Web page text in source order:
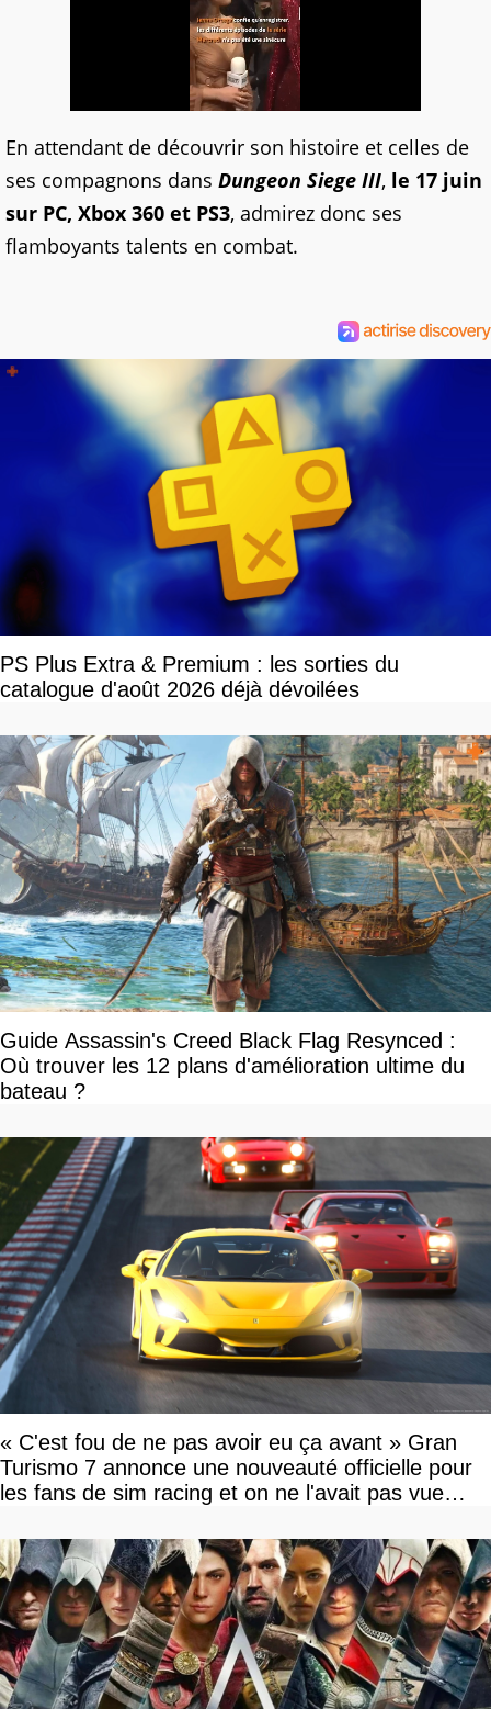
En attendant de découvrir son histoire et celles de
ses compagnons dans Dungeon Siege III, le 17 juin
sur PC, Xbox 360 et PS3, admirez donc ses
flamboyants talents en combat.
PS Plus Extra & Premium : les sorties du
catalogue d'août 2026 déjà dévoilées
Guide Assassin's Creed Black Flag Resynced :
Où trouver les 12 plans d'amélioration ultime du
bateau ?
« C'est fou de ne pas avoir eu ça avant » Gran
Turismo 7 annonce une nouveauté officielle pour
les fans de sim racing et on ne l'avait pas vue